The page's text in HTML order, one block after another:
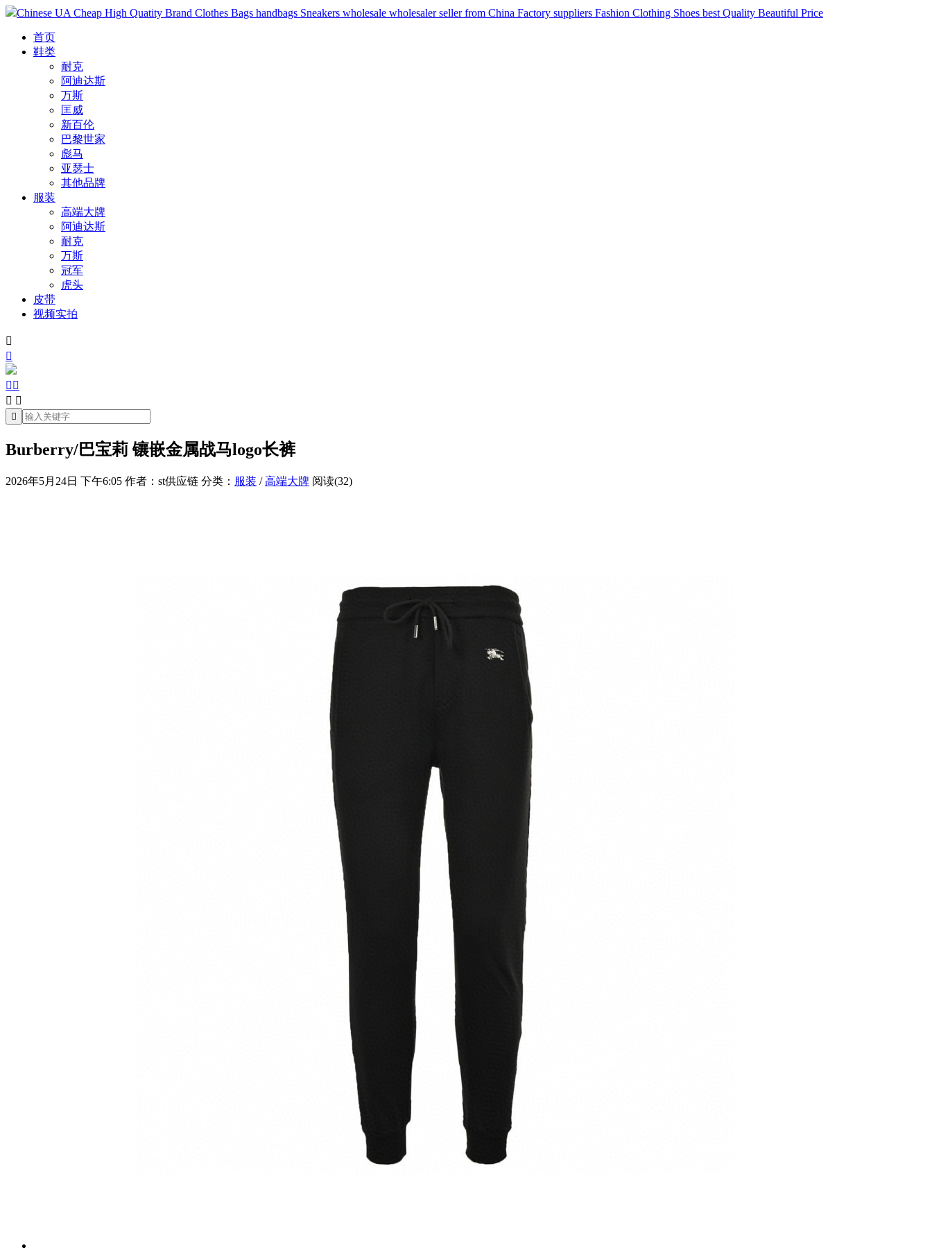
Chinese UA Cheap High Quatity Brand Clothes Bags handbags Sneakers wholesale wholesaler seller from China Factory suppliers Fashion Clothing Shoes best Quality Beautiful Price
首页
鞋类
耐克
阿迪达斯
万斯
匡威
新百伦
巴黎世家
彪马
亚瑟士
其他品牌
服装
高端大牌
阿迪达斯
耐克
万斯
冠军
虎头
皮带
视频实拍


 
 

Burberry/巴宝莉 镶嵌金属战马logo长裤
2026年5月24日 下午6:05 作者：st供应链 分类： 服装 /高端大牌 阅读(32)